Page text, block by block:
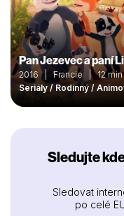
Pan Jezevec a paní
2016 | Francie | 12 min
Seriály / Rodinný /
Sledujte
Sledovat
po celé